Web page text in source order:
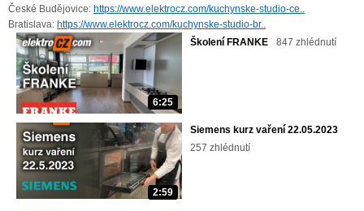
České Budějovice: https://www.elektrocz.com/kuchynske-studio-ce..
Bratislava: https://www.elektrocz.com/kuchynske-studio-br..
6:25
Školení FRANKE 847 zhlédnutí
2:59
Siemens kurz vaření 22.05.2023
257 zhlédnutí